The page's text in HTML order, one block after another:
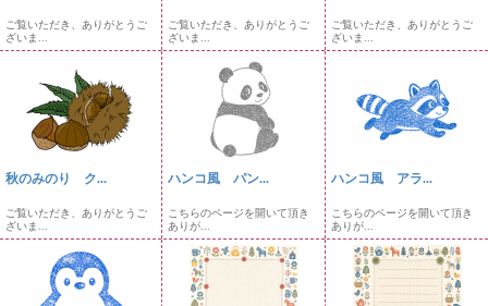
ご覧いただき、ありがとうご
ざいま...
ご覧いただき、ありがとうご
ざいま...
ご覧いただき、ありがとうご
ざいま...
秋のみのり ク...
ご覧いただき、ありがとうご
ざいま...
ハンコ風 パン...
こちらのページを開いて頂き
ありが...
ハンコ風 アラ...
こちらのページを開いて頂き
ありが...